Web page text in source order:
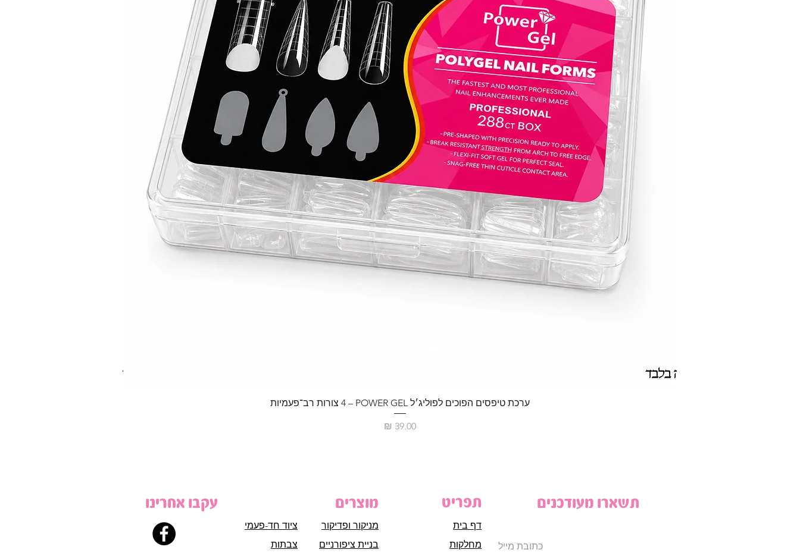
ערכת טיפסים הפוכים לפוליג׳ל POWER GEL – ‏4 צורות רב־פעמיות
מחיר
עקבו אחרינו מוצרים
ציוד חד-פעמי
צבתות
מניקור ופדיקור
בניית ציפורניים
תפריט
דף בית
מחלקות
תשארו מעודכנים